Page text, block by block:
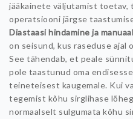
jääkainete väljutamist toetav,
operatsiooni järgse
Diastaasi hindamine ja
on seisund, kus raseduse ajal
See tähendab, et peale
pole taastunud oma
teineteisest kaugemale. Kui
tegemist kõhu sirglihase
normaalselt sulgumata kõhu